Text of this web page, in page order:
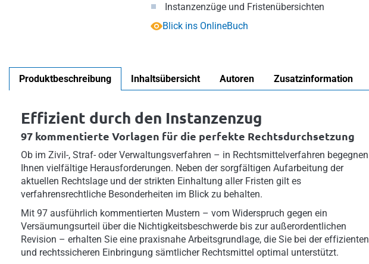
Instanzenzüge und Fristenübersichten
Blick ins OnlineBuch
Produktbeschreibung Inhaltsübersicht Autoren Zusatzinformation
Effizient durch den Instanzenzug
97 kommentierte Vorlagen für die perfekte Rechtsdurchsetzung
Ob im Zivil-, Straf- oder Verwaltungsverfahren – in Rechtsmittelverfahren begegnen
Ihnen vielfältige Herausforderungen. Neben der sorgfältigen Aufarbeitung der
aktuellen Rechtslage und der strikten Einhaltung aller Fristen gilt es
verfahrensrechtliche Besonderheiten im Blick zu behalten.
Mit 97 ausführlich kommentierten Mustern – vom Widerspruch gegen ein
Versäumungsurteil über die Nichtigkeitsbeschwerde bis zur außerordentlichen
Revision – erhalten Sie eine praxisnahe Arbeitsgrundlage, die Sie bei der effizienten
und rechtssicheren Einbringung sämtlicher Rechtsmittel optimal unterstützt.